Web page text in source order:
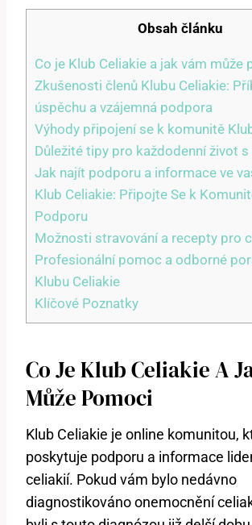
Obsah článku
Co je Klub Celiakie a jak vám může
Zkušenosti členů Klubu Celiakie:
úspěchu a vzájemná podpora
Výhody připojení se k komunitě
Důležité tipy pro každodenní život
Jak najít podporu a informace ve
Klub Celiakie: Připojte Se k
Podporu
Možnosti stravování a recepty pro
Profesionální pomoc a odborné
Klubu Celiakie
Klíčové Poznatky
Co Je Klub Celiakie A
Může Pomoci
Klub Celiakie je online komunitou,
poskytuje podporu a informace
celiakií. Pokud vám bylo nedávno
diagnostikováno onemocnění